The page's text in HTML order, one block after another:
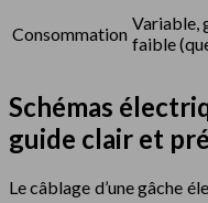
Consommation
Variable,
faible
Schémas
guide clair et
Le câblage d’une gâche